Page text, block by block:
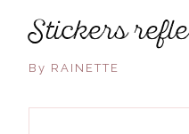
stickers
By RAINETTE